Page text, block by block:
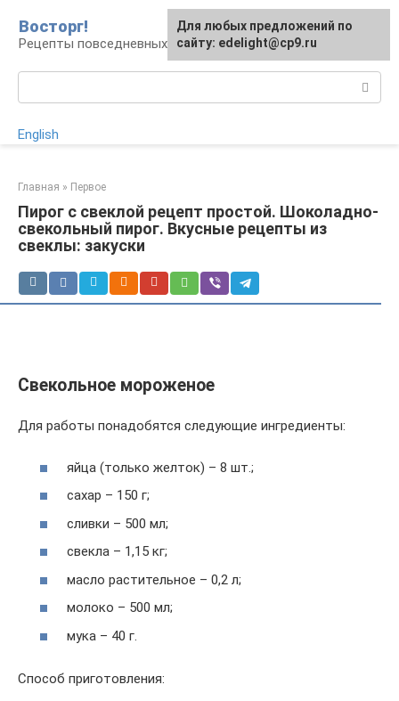
контенту
Восторг!
Рецепты повседневных и праздничных блюд
English
Главная » Первое
Пирог с свеклой рецепт простой. Шоколадно-
свекольный пирог. Вкусные рецепты из
свеклы: закуски
Свекольное мороженое
Для работы понадобятся следующие ингредиенты:
яйца (только желток) – 8 шт.;
сахар – 150 г;
сливки – 500 мл;
свекла – 1,15 кг;
масло растительное – 0,2 л;
молоко – 500 мл;
мука – 40 г.
Способ приготовления:
Для любых предложений по
сайту: edelight@cp9.ru